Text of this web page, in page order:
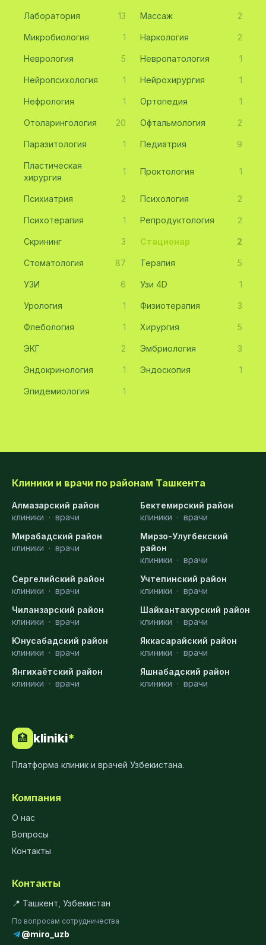
Лаборатория 13 Массаж 2
Микробиология 1 Наркология 2
Неврология 5 Невропатология 1
Нейропсихология 1 Нейрохирургия 1
Нефрология 1 Ортопедия 1
Отоларингология 20 Офтальмология 2
Паразитология 1 Педиатрия 9
Пластическая
хирургия
1 Проктология 1
Психиатрия 2 Психология 2
Психотерапия 1 Репродуктология 2
Скрининг 3 Стационар 2
Стоматология 87 Терапия 5
УЗИ 6 Узи 4D 1
Урология 1 Физиотерапия 3
Флебология 1 Хирургия 5
ЭКГ 2 Эмбриология 3
Эндокринология 1 Эндоскопия 1
Эпидемиология 1
Клиники и врачи по районам Ташкента
Алмазарский район
клиники · врачи
Бектемирский район
клиники · врачи
Мирабадский район
клиники · врачи
Мирзо-Улугбекский
район
клиники · врачи
Сергелийский район
клиники · врачи
Учтепинский район
клиники · врачи
Чиланзарский район
клиники · врачи
Шайхантахурский район
клиники · врачи
Юнусабадский район
клиники · врачи
Яккасарайский район
клиники · врачи
Янгихаётский район
клиники · врачи
Яшнабадский район
клиники · врачи
🏥 kliniki*
Платформа клиник и врачей Узбекистана.
Компания
О нас
Вопросы
Контакты
Контакты
📍 Ташкент, Узбекистан
По вопросам сотрудничества
@miro_uzb